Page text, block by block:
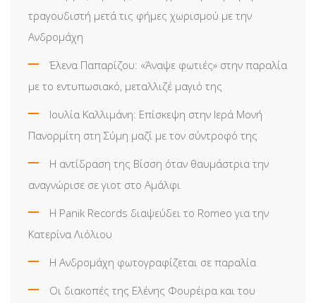
τραγουδιστή μετά τις φήμες χωρισμού με την
Ανδρομάχη
Έλενα Παπαρίζου: «Άναψε φωτιές» στην παραλία
με το εντυπωσιακό, μεταλλιζέ μαγιό της
Ιουλία Καλλιμάνη: Επίσκεψη στην Ιερά Μονή
Πανορμίτη στη Σύμη μαζί με τον σύντροφό της
Η αντίδραση της Βίσση όταν θαυμάστρια την
αναγνώρισε σε γιοτ στο Αμάλφι
Η Panik Records διαψεύδει το Romeo για την
Κατερίνα Λιόλιου
Η Ανδρομάχη φωτογραφίζεται σε παραλία
Οι διακοπές της Ελένης Φουρέιρα και του